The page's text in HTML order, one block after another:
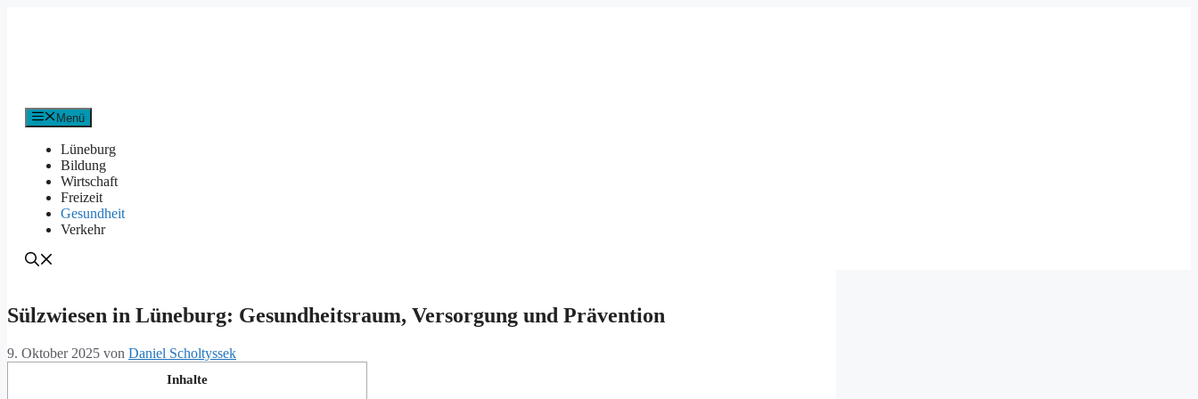
Menü
Lüneburg
Bildung
Wirtschaft
Freizeit
Gesundheit
Verkehr
Sülzwiesen in Lüneburg: Gesundheitsraum, Versorgung und Prävention
9. Oktober 2025 von Daniel Scholtyssek
Inhalte